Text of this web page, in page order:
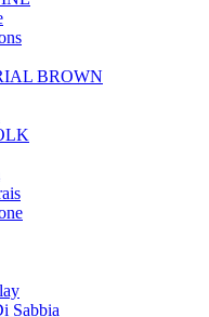
BROWN
Sabbia